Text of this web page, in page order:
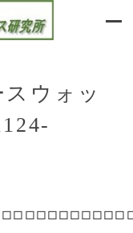
ウォッ